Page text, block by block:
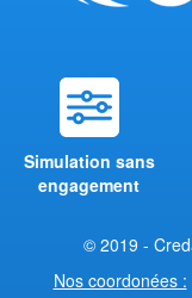
Simulation sans
engagement
© 2019 -
Nos coordonées :